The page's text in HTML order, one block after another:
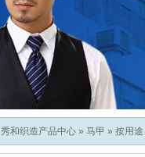
秀和织造产品中心 » 马甲 » 按用途